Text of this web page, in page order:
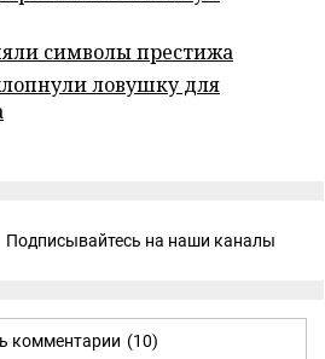
символы престижа
ловушку для
Подписывайтесь на наши каналы
комментарии (10)